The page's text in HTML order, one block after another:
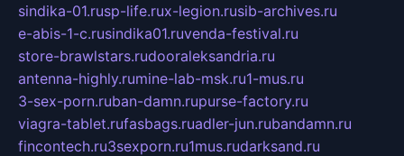
sindika-01.rusp-life.rux-legion.rusib-archives.ru
e-abis-1-c.rusindika01.ruvenda-festival.ru
store-brawlstars.rudooraleksandria.ru
antenna-highly.rumine-lab-msk.ru1-mus.ru
3-sex-porn.ruban-damn.rupurse-factory.ru
viagra-tablet.rufasbags.ruadler-jun.rubandamn.ru
fincontech.ru3sexporn.ru1mus.rudarksand.ru